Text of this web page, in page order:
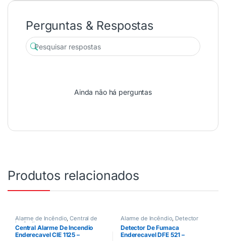
Perguntas & Respostas
Ainda não há perguntas
Produtos relacionados
Alarme de Incêndio,Central de
incêndio
Central Alarme De Incendio
Enderecavel CIE 1125 –
Alarme de Incêndio, Detector
Detector De Fumaca
Enderecavel DFE 521 –